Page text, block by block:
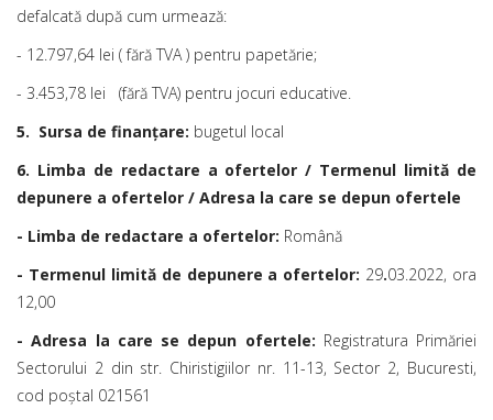
defalcată după cum urmează:
- 12.797,64 lei ( fără TVA ) pentru papetărie;
- 3.453,78 lei (fără TVA) pentru jocuri educative.
5. Sursa de finanțare: bugetul local
6. Limba de redactare a ofertelor / Termenul limită de
depunere a ofertelor / Adresa la care se depun ofertele
- Limba de redactare a ofertelor: Română
- Termenul limită de depunere a ofertelor: 29.03.2022, ora
12,00
- Adresa la care se depun ofertele: Registratura Primăriei
Sectorului 2 din str. Chiristigiilor nr. 11-13, Sector 2, Bucuresti,
cod poștal 021561